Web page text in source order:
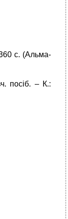
с. (Альма-
посіб. – К.: